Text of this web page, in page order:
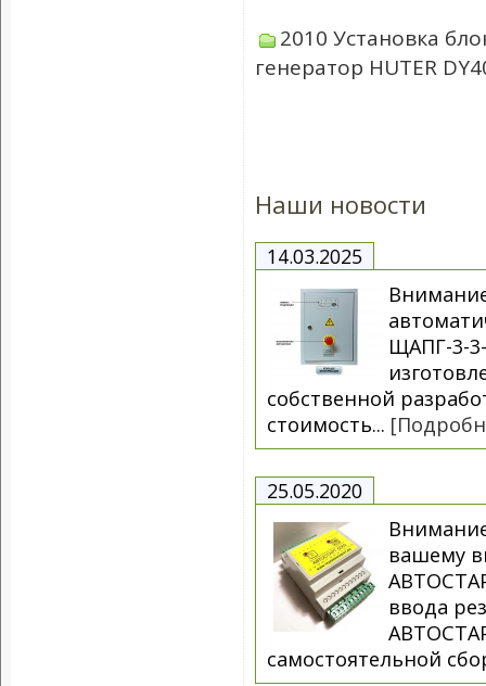
2010 Установка
генератор HUTER
Наши новости
14.03.2025
ЩАПГ-3-
собственной
стоимость...
25.05.2020
вашему
ввода
самостоятельной